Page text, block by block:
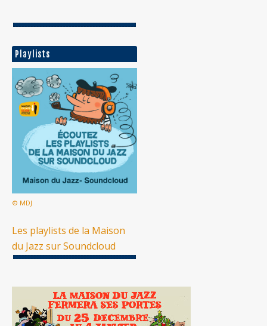
Playlists
© MDJ
Les playlists de la Maison
du Jazz sur Soundcloud